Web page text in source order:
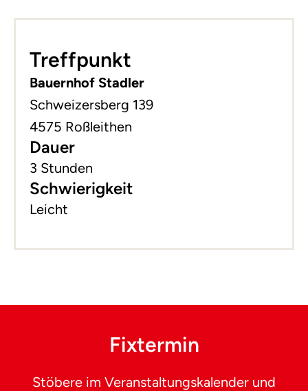
−
Treffpunkt
Bauernhof Stadler
Schweizersberg 139
4575 Roßleithen
Dauer
3 Stunden
Schwierigkeit
Leicht
Fixtermin
Stöbere im Veranstaltungskalender und